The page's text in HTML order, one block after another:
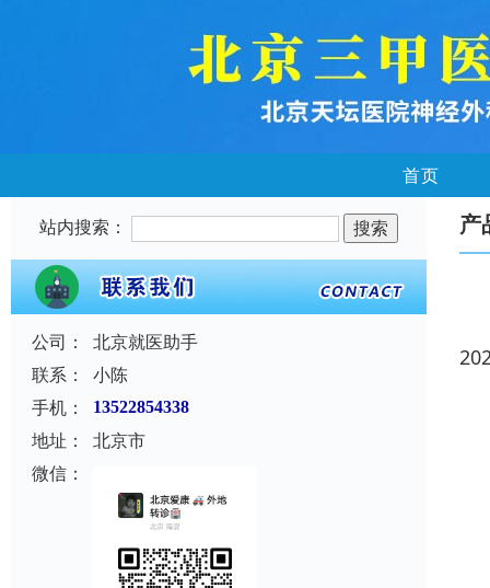
首页
站内搜索：
公司：
北京就医助手
联系：
小陈
手机：
13522854338
地址：
北京市
微信：
产